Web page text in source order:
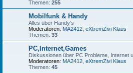
Themen: 255
Mobilfunk & Handy
Alles über Handy's
Moderatoren: MA2412 eXtremZivi Klaus
Themen: 33
PC,Internet,Games
Diskussionen über PC Probleme, Internet
Moderatoren: MA2412 eXtremZivi Klaus
Themen: 45